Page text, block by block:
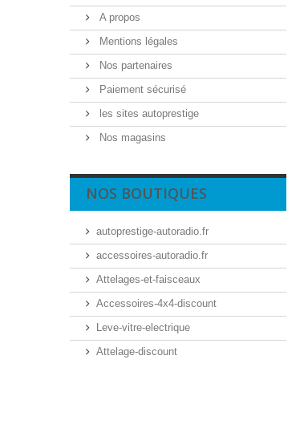
A propos
Mentions légales
Nos partenaires
Paiement sécurisé
les sites autoprestige
Nos magasins
NOS BOUTIQUES
autoprestige-autoradio.fr
accessoires-autoradio.fr
Attelages-et-faisceaux
Accessoires-4x4-discount
Leve-vitre-electrique
Attelage-discount